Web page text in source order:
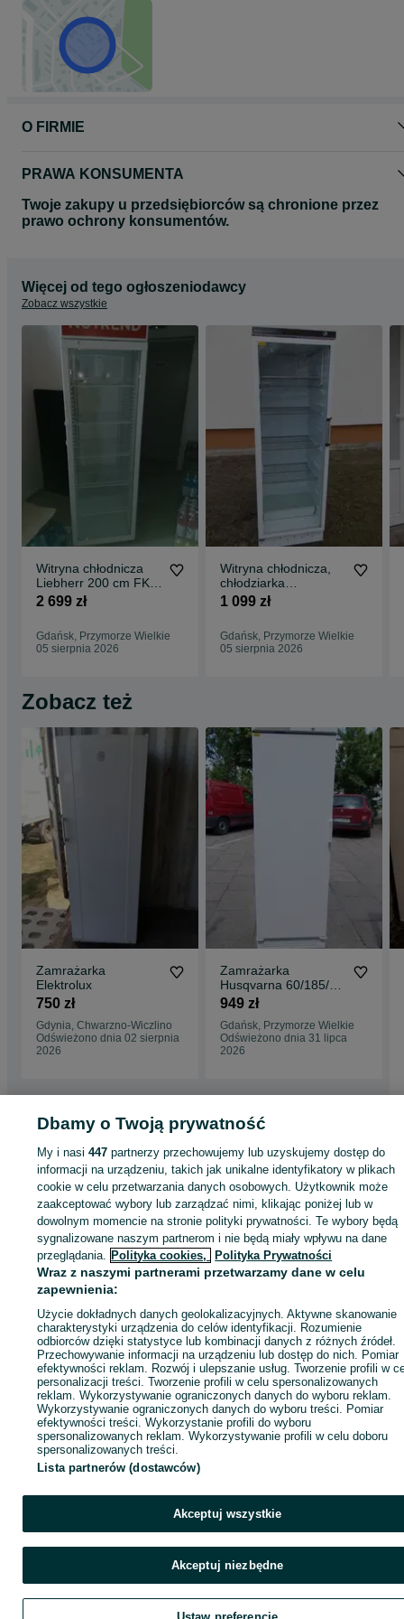
poniedziałek - piątek : 10 - 18
sobota : 9 -14
zapraszamy na : www.askomis.pl
lub na : www.askomis.com
O FIRMIE
PRAWA KONSUMENTA
Twoje zakupy u przedsiębiorców są chronione przez
prawo ochrony konsumentów.
Więcej od tego ogłoszeniodawcy
Zobacz wszystkie
Witryna chłodnicza
Liebherr 200 cm FKD
4203 , Chłodziarka
2 699 zł
Gdańsk, Przymorze Wielkie
05 sierpnia 2026
Witryna chłodnicza,
chłodziarka
przeszklona, lada
1 099 zł
Gdańsk, Przymorze Wielkie
05 sierpnia 2026
Zobacz też
Zamrażarka
Elektrolux
750 zł
Gdynia, Chwarzno-Wiczlino
Odświeżono dnia 02 sierpnia
2026
Zamrażarka
Husqvarna 60/185/60
klasa A 270 litrów
949 zł
Gdańsk, Przymorze Wielkie
Odświeżono dnia 31 lipca
2026
Strona główna Elektronika Sprzęt AGD
Zamrażarki - Pomorskie
Zamrażarki - Gdańsk Zamrażarki - Przymorze
KATEGORIA
ID:335570512 Wyświetlenia:
Zadzwoń / SMS
Dbamy o Twoją prywatność
My i nasi447 partnerzy przechowujemy lub uzyskujemy dostęp do
informacji na urządzeniu, takich jak unikalne identyfikatory w plikach
cookie w celu przetwarzania danych osobowych. Użytkownik może
zaakceptować wybory lub zarządzać nimi, klikając poniżej lub w
dowolnym momencie na stronie polityki prywatności. Te wybory będą
sygnalizowane naszym partnerom i nie będą miały wpływu na dane
przeglądania. Polityka cookies, Polityka Prywatności
Wraz z naszymi partnerami przetwarzamy dane w celu
zapewnienia:
Użycie dokładnych danych geolokalizacyjnych. Aktywne skanowanie
charakterystyki urządzenia do celów identyfikacji. Rozumienie
odbiorców dzięki statystyce lub kombinacji danych z różnych źródeł.
Przechowywanie informacji na urządzeniu lub dostęp do nich. Pomiar
efektywności reklam. Rozwój i ulepszanie usług. Tworzenie profili w
personalizacji treści. Tworzenie profili w celu spersonalizowanych
reklam. Wykorzystywanie ograniczonych danych do wyboru reklam.
Wykorzystywanie ograniczonych danych do wyboru treści. Pomiar
efektywności treści. Wykorzystanie profili do wyboru
spersonalizowanych reklam. Wykorzystywanie profili w celu doboru
spersonalizowanych treści.
Lista partnerów (dostawców)
Akceptuj wszystkie
Akceptuj niezbędne